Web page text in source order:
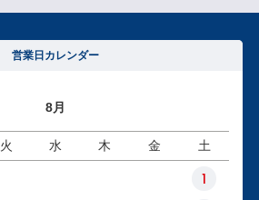
営業日カレンダー
8月
火 水 木 金 土
1